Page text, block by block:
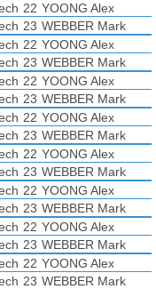
22 YOONG Alex
23 WEBBER Mark
22 YOONG Alex
23 WEBBER Mark
22 YOONG Alex
23 WEBBER Mark
22 YOONG Alex
23 WEBBER Mark
22 YOONG Alex
23 WEBBER Mark
22 YOONG Alex
23 WEBBER Mark
22 YOONG Alex
23 WEBBER Mark
22 YOONG Alex
23 WEBBER Mark